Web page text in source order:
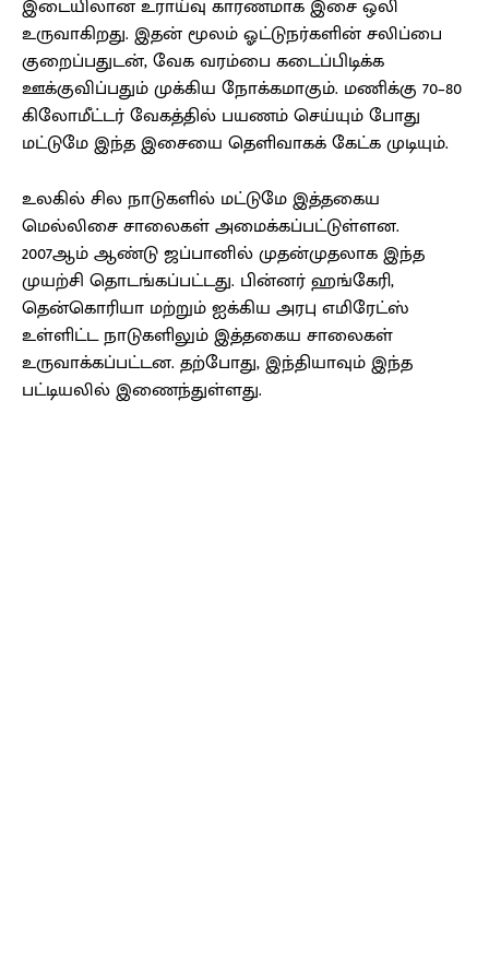
இடையிலான உராய்வு காரணமாக இசை ஒலி
உருவாகிறது. இதன் மூலம் ஓட்டுநர்களின் சலிப்பை
குறைப்பதுடன், வேக வரம்பை கடைப்பிடிக்க
ஊக்குவிப்பதும் முக்கிய நோக்கமாகும். மணிக்கு 70–80
கிலோமீட்டர் வேகத்தில் பயணம் செய்யும் போது
மட்டுமே இந்த இசையை தெளிவாகக் கேட்க முடியும்.
உலகில் சில நாடுகளில் மட்டுமே இத்தகைய
மெல்லிசை சாலைகள் அமைக்கப்பட்டுள்ளன.
2007ஆம் ஆண்டு ஜப்பானில் முதன்முதலாக இந்த
முயற்சி தொடங்கப்பட்டது. பின்னர் ஹங்கேரி,
தென்கொரியா மற்றும் ஐக்கிய அரபு எமிரேட்ஸ்
உள்ளிட்ட நாடுகளிலும் இத்தகைய சாலைகள்
உருவாக்கப்பட்டன. தற்போது, இந்தியாவும் இந்த
பட்டியலில் இணைந்துள்ளது.